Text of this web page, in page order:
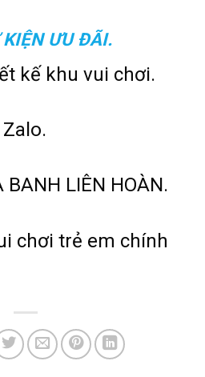
KIỆN ƯU ĐÃI.
kế khu vui chơi.
BANH LIÊN HOÀN.
chơi trẻ em chính